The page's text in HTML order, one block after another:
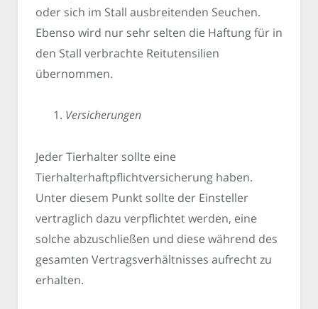
oder sich im Stall ausbreitenden Seuchen.
Ebenso wird nur sehr selten die Haftung für in
den Stall verbrachte Reitutensilien
übernommen.
Versicherungen
Jeder Tierhalter sollte eine
Tierhalterhaftpflichtversicherung haben.
Unter diesem Punkt sollte der Einsteller
vertraglich dazu verpflichtet werden, eine
solche abzuschließen und diese während des
gesamten Vertragsverhältnisses aufrecht zu
erhalten.